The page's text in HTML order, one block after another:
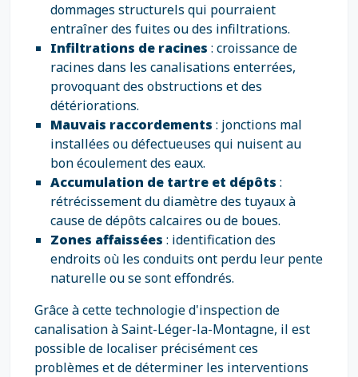
dommages structurels qui pourraient
entraîner des fuites ou des infiltrations.
Infiltrations de racines : croissance de
racines dans les canalisations enterrées,
provoquant des obstructions et des
détériorations.
Mauvais raccordements : jonctions mal
installées ou défectueuses qui nuisent au
bon écoulement des eaux.
Accumulation de tartre et dépôts :
rétrécissement du diamètre des tuyaux à
cause de dépôts calcaires ou de boues.
Zones affaissées : identification des
endroits où les conduits ont perdu leur pente
naturelle ou se sont effondrés.
Grâce à cette technologie d'inspection de
canalisation à Saint-Léger-la-Montagne, il est
possible de localiser précisément ces
problèmes et de déterminer les interventions